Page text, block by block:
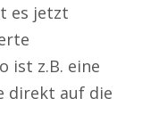
es jetzt
ist z.B. eine
direkt auf die